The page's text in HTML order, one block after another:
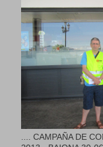
.... CAMPAÑA DE